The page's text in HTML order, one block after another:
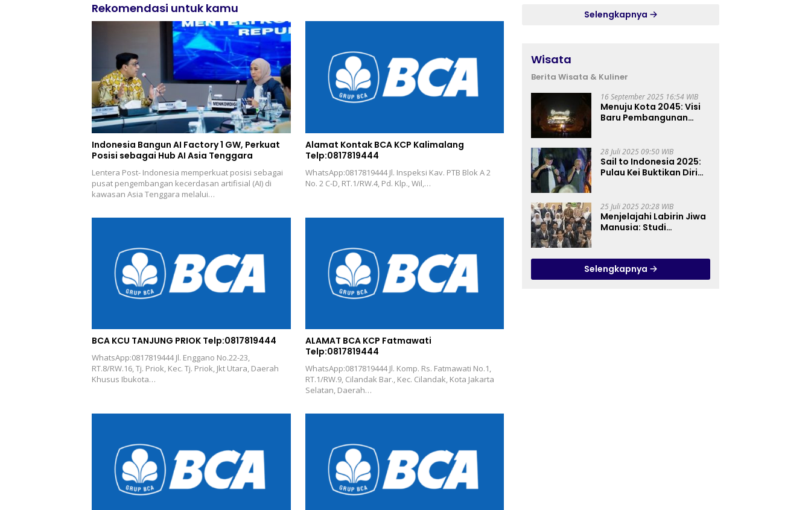
Rekomendasi untuk kamu
Indonesia Bangun AI Factory 1 GW, Perkuat
Posisi sebagai Hub AI Asia Tenggara
Lentera Post- Indonesia memperkuat posisi sebagai
pusat pengembangan kecerdasan artifisial (AI) di
kawasan Asia Tenggara melalui…
Alamat Kontak BCA KCP Kalimalang
Telp:0817819444
WhatsApp:0817819444 Jl. Inspeksi Kav. PTB Blok A 2
No. 2 C-D, RT.1/RW.4, Pd. Klp., Wil,…
BCA KCU TANJUNG PRIOK Telp:0817819444
WhatsApp:0817819444 Jl. Enggano No.22-23,
RT.8/RW.16, Tj. Priok, Kec. Tj. Priok, Jkt Utara, Daerah
Khusus Ibukota…
ALAMAT BCA KCP Fatmawati
Telp:0817819444
WhatsApp:0817819444 Jl. Komp. Rs. Fatmawati No.1,
RT.1/RW.9, Cilandak Bar., Kec. Cilandak, Kota Jakarta
Selatan, Daerah…
Selengkapnya
Wisata
Berita Wisata & Kuliner
16 September 2025 16:54 WIB
Menuju Kota 2045: Visi
Baru Pembangunan
28 Juli 2025 09:50 WIB
Sail to Indonesia 2025:
Pulau Kei Buktikan Diri
25 Juli 2025 20:28 WIB
Menjelajahi Labirin Jiwa
Manusia: Studi
Pandanaran di RSJ
Grhasia
Selengkapnya